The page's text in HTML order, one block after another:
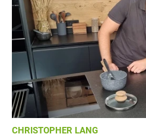
CHRISTOPHER LANG